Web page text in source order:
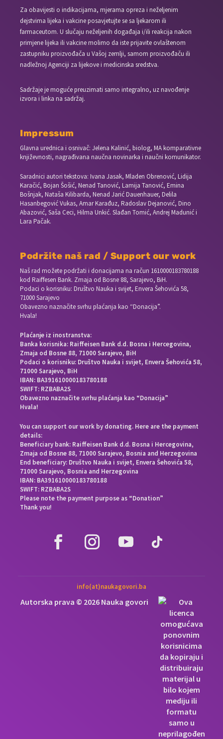
Za obavijesti o indikacijama, mjerama opreza i neželjenim
dejstvima lijeka i vakcine posavjetujte se sa ljekarom ili
farmaceutom. U slučaju neželjenih događaja i/ili reakcija nakon
primjene lijeka ili vakcine molimo da iste prijavite ovlaštenom
zastupniku proizvođača u Vašoj zemlji, samom proizvođaču ili
nadležnoj Agenciji za lijekove i medicinska sredstva.
Sadržaje je moguće preuzimati samo integralno, uz navođenje
izvora i linka na sadržaj.
Impressum
Glavna urednica i osnivač: Jelena Kalinić, biolog, MA komparativne
književnosti, nagrađivana naučna novinarka i naučni komunikator.
Saradnici autori tekstova: Ivana Jasak, Mladen Obrenović, Lidija
Karačić, Bojan Šošić, Nenad Tanović, Lamija Tanović, Emina
Bošnjak, Nataša Kilibarda, Nenad Jarić Dauenhauer, Delila
Hasanbegović Vukas, Amar Karađuz, Radoslav Dejanović, Dino
Abazović, Saša Ceci, Hilma Unkić. Slađan Tomić, Andrej Madunić i
Lara Pačak.
Podržite naš rad / Support our work
Naš rad možete podržati i donacijama na račun 1610000183780188
kod Raiffesen Bank. Zmaja od Bosne 88, Sarajevo, BiH.
Podaci o korisniku: Društvo Nauka i svijet, Envera Šehovića 58,
71000 Sarajevo
Obavezno naznačite svrhu plaćanja kao “Donacija”.
Hvala!
Plaćanje iz inostranstva:
Banka korisnika: Raiffeisen Bank d.d. Bosna i Hercegovina,
Zmaja od Bosne 88, 71000 Sarajevo, BiH
Podaci o korisniku: Društvo Nauka i svijet, Envera Šehovića 58,
71000 Sarajevo, BiH
IBAN: BA391610000183780188
SWIFT: RZBABA2S
Obavezno naznačite svrhu plaćanja kao “Donacija”
Hvala!
You can support our work by donating. Here are the payment
details:
Beneficiary bank: Raiffeisen Bank d.d. Bosna i Hercegovina,
Zmaja od Bosne 88, 71000 Sarajevo, Bosnia and Herzegovina
End beneficiary: Društvo Nauka i svijet, Envera Šehovića 58,
71000 Sarajevo, Bosnia and Herzegovina
IBAN: BA391610000183780188
SWIFT: RZBABA2S
Please note the payment purpose as “Donation”
Thank you!
info(at)naukagovori.ba
Autorska prava © 2026 Nauka govori